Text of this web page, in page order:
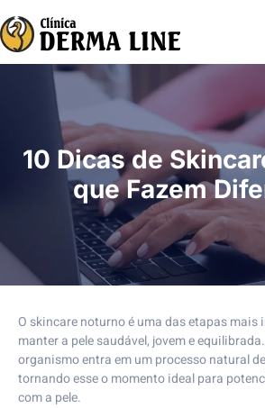
10 Dicas de
que Fazem
O skincare noturno é uma das etapas mais
manter a pele saudável, jovem e
organismo entra em um processo natural
tornando esse o momento ideal para
com a pele.